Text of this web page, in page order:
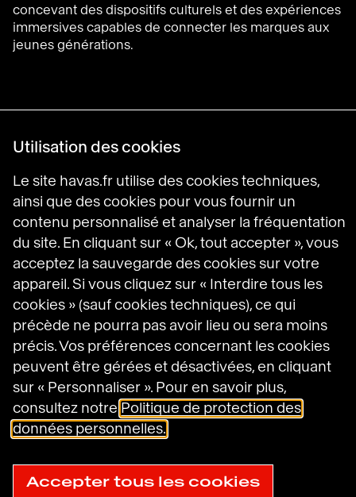
concevant des dispositifs culturels et des expériences
immersives capables de connecter les marques aux
jeunes générations.
Havas Villages
Science of Desire
Meaningful Brands
Prosumer Reports
Havas sur LinkedIn
Havas sur Instagram
Havas sur DailyMotion
Mentions légales
Conditions générales d’utilisation
Politique en matière de cookies
Gestion des cookies
Plan du site
Utilisation des cookies
Le site havas.fr utilise des cookies techniques,
ainsi que des cookies pour vous fournir un
contenu personnalisé et analyser la fréquentation
du site. En cliquant sur « Ok, tout accepter », vous
acceptez la sauvegarde des cookies sur votre
appareil. Si vous cliquez sur « Interdire tous les
cookies » (sauf cookies techniques), ce qui
précède ne pourra pas avoir lieu ou sera moins
précis. Vos préférences concernant les cookies
peuvent être gérées et désactivées, en cliquant
sur « Personnaliser ». Pour en savoir plus,
consultez notre Politique de protection des
données personnelles.
Accepter tous les cookies